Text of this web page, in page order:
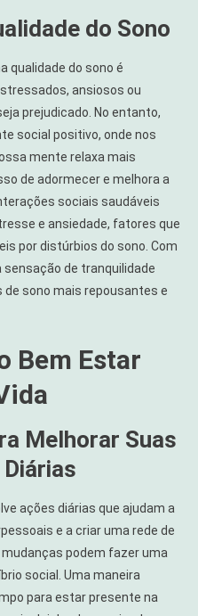
do Sono
qualidade do sono é
ansiosos ou
prejudicado. No entanto,
social positivo, onde nos
mente relaxa mais
de adormecer e melhora a
sociais saudáveis
e ansiedade, fatores que
por distúrbios do sono. Com
sensação de tranquilidade
sono mais repousantes e
Bem Estar
Melhorar Suas
ações diárias que ajudam a
e a criar uma rede de
podem fazer uma
social. Uma maneira
para estar presente na